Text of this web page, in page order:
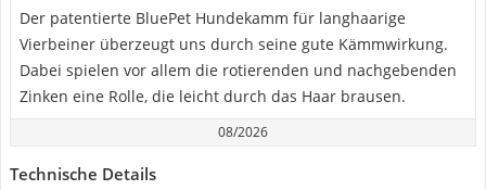
Der patentierte BluePet Hundekamm für langhaarige
Vierbeiner überzeugt uns durch seine gute Kämmwirkung.
Dabei spielen vor allem die rotierenden und nachgebenden
Zinken eine Rolle, die leicht durch das Haar brausen.
08/2026
Technische Details